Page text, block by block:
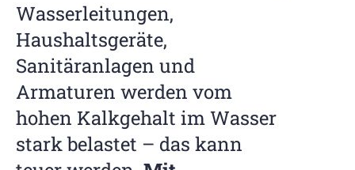
Wasserleitungen,
Haushaltsgeräte,
Sanitäranlagen und
Armaturen werden vom
hohen Kalkgehalt im Wasser
stark belastet – das kann